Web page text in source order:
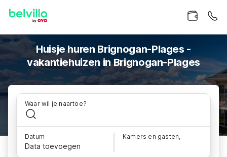
Huisje huren Brignogan-Plages -
vakantiehuizen in Brignogan-Plages
Waar wil je naartoe?
Datum
Data toevoegen
Kamers en gasten,